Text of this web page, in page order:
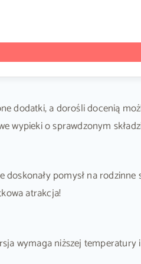
dodatki, a dorośli docenią
wypieki o sprawdzonym
pomysł na rodzinne
atrakcja!
wymaga niższej temperatury